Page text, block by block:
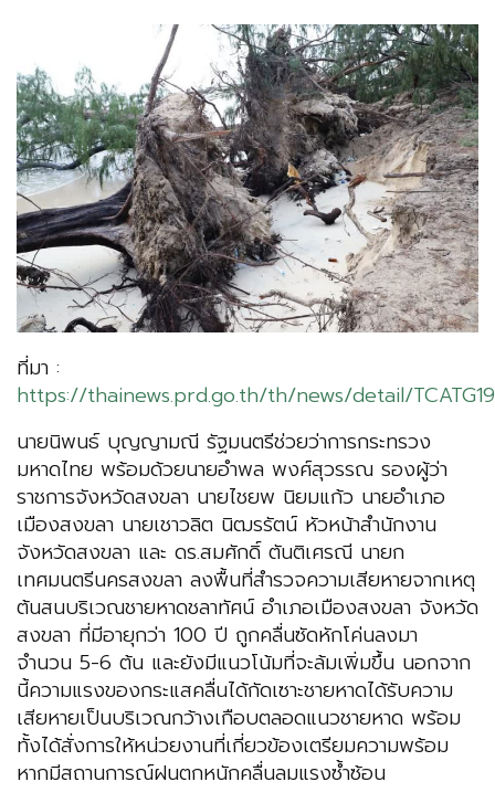
ที่มา :
https://thainews.prd.go.th/th/news/detail/
นายนิพนธ์ บุญญามณี รัฐมนตรีช่วยว่าการกระทรวง
มหาดไทย พร้อมด้วยนายอำพล พงศ์สุวรรณ รองผู้ว่า
ราชการจังหวัดสงขลา นายไชยพ นิยมแก้ว นายอำเภอ
เมืองสงขลา นายเชาวลิต นิฒรรัตน์ หัวหน้าสำนักงาน
จังหวัดสงขลา และ ดร.สมศักดิ์ ตันติเศรณี นายก
เทศมนตรีนครสงขลา ลงพื้นที่สำรวจความเสียหายจากเหตุ
ต้นสนบริเวณชายหาดชลาทัศน์ อำเภอเมืองสงขลา จังหวัด
สงขลา ที่มีอายุกว่า 100 ปี ถูกคลื่นซัดหักโค่นลงมา
จำนวน 5-6 ต้น และยังมีแนวโน้มที่จะล้มเพิ่มขึ้น นอกจาก
นี้ความแรงของกระแสคลื่นได้กัดเซาะชายหาดได้รับความ
เสียหายเป็นบริเวณกว้างเกือบตลอดแนวชายหาด พร้อม
ทั้งได้สั่งการให้หน่วยงานที่เกี่ยวข้องเตรียมความพร้อม
หากมีสถานการณ์ฝนตกหนักคลื่นลมแรงซ้ำซ้อน